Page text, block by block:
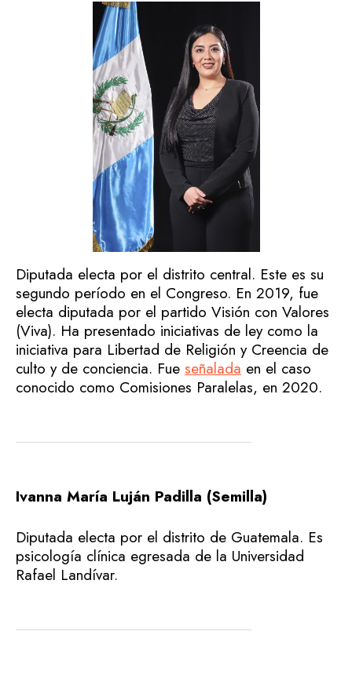
Diputada electa por el distrito central. Este es su
segundo período en el Congreso. En 2019, fue
electa diputada por el partido Visión con Valores
(Viva). Ha presentado iniciativas de ley como la
iniciativa para Libertad de Religión y Creencia de
culto y de conciencia. Fue señalada en el caso
conocido como Comisiones Paralelas, en 2020.
Ivanna María Luján Padilla (Semilla)
Diputada electa por el distrito de Guatemala. Es
psicología clínica egresada de la Universidad
Rafael Landívar.